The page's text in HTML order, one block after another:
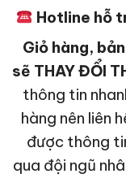
Hotline hỗ
Giỏ hàng,
sẽ THAY ĐỔI
thông tin
hàng nên liên
được thông
qua đội ngũ